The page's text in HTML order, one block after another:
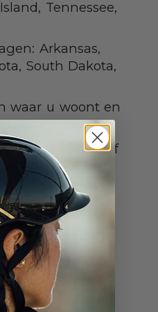
Tennessee,
Arkansas,
South Dakota,
waar u woont en
van 18 jaar of
TE DRAGEN
verplicht
wetten zijn
voor de